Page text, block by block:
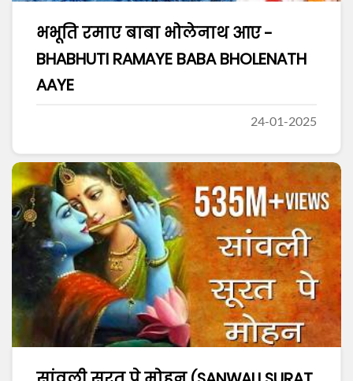
भभूति रमाए बाबा भोलेनाथ आए -
BHABHUTI RAMAYE BABA BHOLENATH
AAYE
24-01-2025